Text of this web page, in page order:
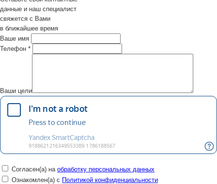
данные и наш специалист
свяжется с Вами
в ближайшее время
Ваше имя
Телефон *
Ваши цели
Согласен(а) на обработку персональных данных
Ознакомлен(а) с Политикой конфиденциальности